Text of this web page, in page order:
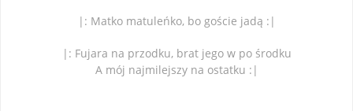
|: Matko matuleńko, bo goście jadą :|
|: Fujara na przodku, brat jego w po środku
A mój najmilejszy na ostatku :|